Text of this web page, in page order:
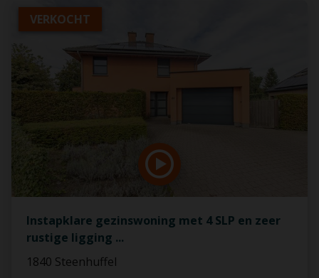
VERKOCHT
Instapklare gezinswoning met 4 SLP en zeer
rustige ligging ...
1840 Steenhuffel